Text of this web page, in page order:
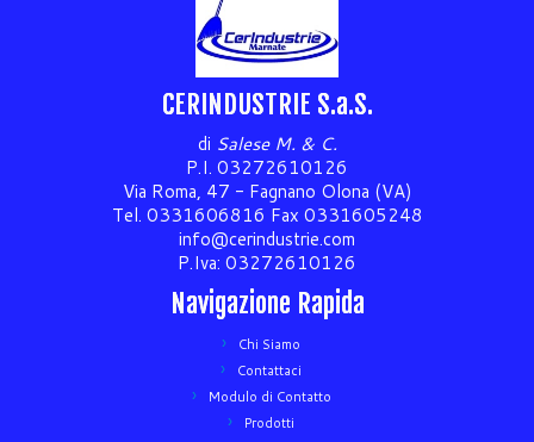
CERINDUSTRIE S.a.S.
di Salese M. & C.
P.I. 03272610126
Via Roma, 47 - Fagnano Olona (VA)
Tel. 0331606816 Fax 0331605248
info@cerindustrie.com
P.Iva: 03272610126
Navigazione Rapida
Chi Siamo
Contattaci
Modulo di Contatto
Prodotti